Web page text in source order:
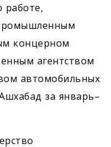
работе,
концерном
агентством
автомобильных
за январь–